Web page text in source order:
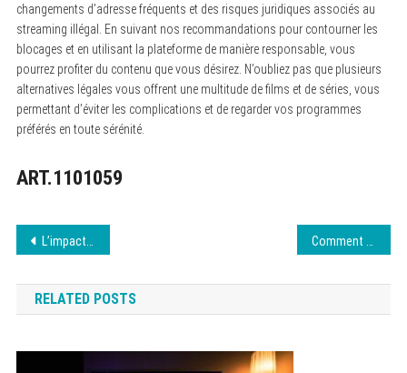
changements d’adresse fréquents et des risques juridiques associés au
streaming illégal. En suivant nos recommandations pour contourner les
blocages et en utilisant la plateforme de manière responsable, vous
pourrez profiter du contenu que vous désirez. N’oubliez pas que plusieurs
alternatives légales vous offrent une multitude de films et de séries, vous
permettant d’éviter les complications et de regarder vos programmes
préférés en toute sérénité.
ART.1101059
Navigation
de
l’article
L’impact des cryptos sur l’économie mondiale
RELATED POSTS